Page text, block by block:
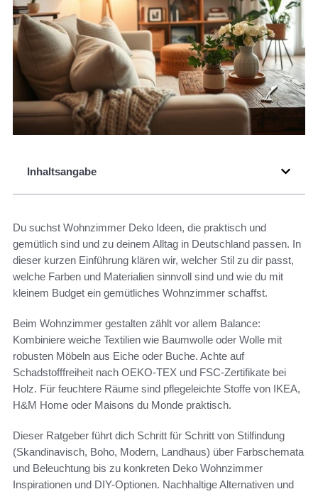
Inhaltsangabe
Du suchst Wohnzimmer Deko Ideen, die praktisch und
gemütlich sind und zu deinem Alltag in Deutschland passen. In
dieser kurzen Einführung klären wir, welcher Stil zu dir passt,
welche Farben und Materialien sinnvoll sind und wie du mit
kleinem Budget ein gemütliches Wohnzimmer schaffst.
Beim Wohnzimmer gestalten zählt vor allem Balance:
Kombiniere weiche Textilien wie Baumwolle oder Wolle mit
robusten Möbeln aus Eiche oder Buche. Achte auf
Schadstofffreiheit nach OEKO‑TEX und FSC‑Zertifikate bei
Holz. Für feuchtere Räume sind pflegeleichte Stoffe von IKEA,
H&M Home oder Maisons du Monde praktisch.
Dieser Ratgeber führt dich Schritt für Schritt von Stilfindung
(Skandinavisch, Boho, Modern, Landhaus) über Farbschemata
und Beleuchtung bis zu konkreten Deko Wohnzimmer
Inspirationen und DIY-Optionen. Nachhaltige Alternativen und